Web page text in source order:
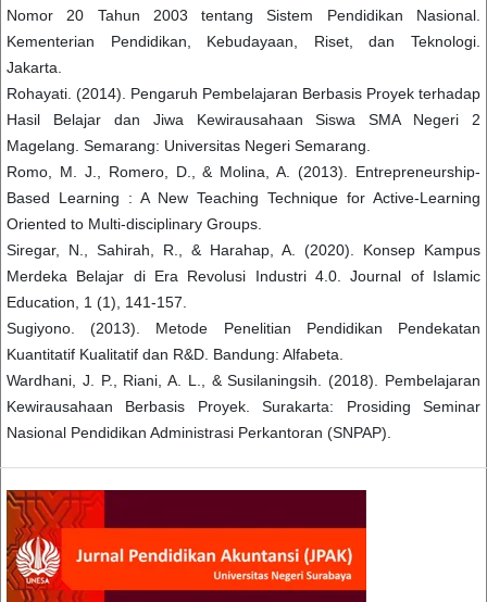
Nomor 20 Tahun 2003 tentang Sistem Pendidikan Nasional.
Kementerian Pendidikan, Kebudayaan, Riset, dan Teknologi.
Jakarta.
Rohayati. (2014). Pengaruh Pembelajaran Berbasis Proyek terhadap
Hasil Belajar dan Jiwa Kewirausahaan Siswa SMA Negeri 2
Magelang. Semarang: Universitas Negeri Semarang.
Romo, M. J., Romero, D., & Molina, A. (2013). Entrepreneurship-
Based Learning : A New Teaching Technique for Active-Learning
Oriented to Multi-disciplinary Groups.
Siregar, N., Sahirah, R., & Harahap, A. (2020). Konsep Kampus
Merdeka Belajar di Era Revolusi Industri 4.0. Journal of Islamic
Education, 1 (1), 141-157.
Sugiyono. (2013). Metode Penelitian Pendidikan Pendekatan
Kuantitatif Kualitatif dan R&D. Bandung: Alfabeta.
Wardhani, J. P., Riani, A. L., & Susilaningsih. (2018). Pembelajaran
Kewirausahaan Berbasis Proyek. Surakarta: Prosiding Seminar
Nasional Pendidikan Administrasi Perkantoran (SNPAP).